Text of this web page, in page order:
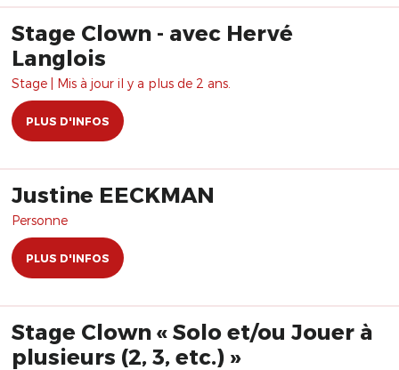
Stage Clown - avec Hervé
Langlois
Stage | Mis à jour il y a plus de 2 ans.
PLUS D'INFOS
Justine EECKMAN
Personne
PLUS D'INFOS
Stage Clown « Solo et/ou Jouer à
plusieurs (2, 3, etc.) »